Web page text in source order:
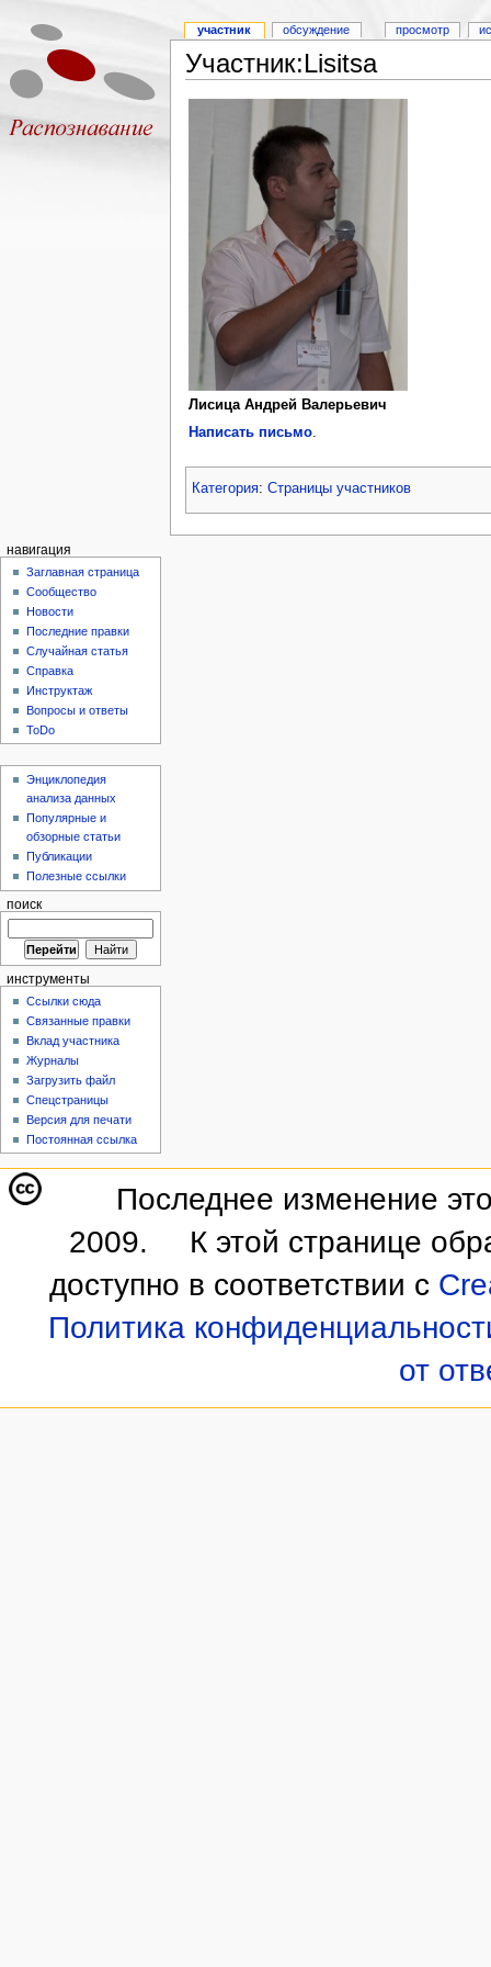
Участник:Lisitsa
Лисица Андрей Валерьевич
Написать письмо.
Категория: Страницы участников
участник обсуждение просмотр
навигация
Заглавная страница
Сообщество
Новости
Последние правки
Случайная статья
Справка
Инструктаж
Вопросы и ответы
ToDo
Энциклопедия
анализа данных
Популярные и
обзорные статьи
Публикации
Полезные ссылки
поиск
инструменты
Ссылки сюда
Связанные правки
Вклад участника
Журналы
Загрузить файл
Спецстраницы
Версия для печати
Постоянная ссылка
Последнее изменение
2009.
К этой странице
доступно в соответствии с
Политика
от